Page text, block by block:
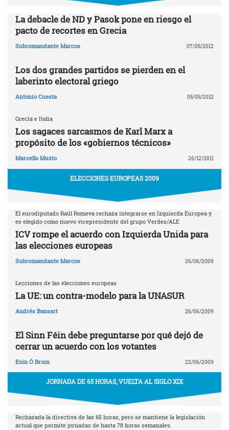
La debacle de ND y Pasok pone en riesgo el
pacto de recortes en Grecia
Subcomandante Marcos 07/05/2012
Los dos grandes partidos se pierden en el
laberinto electoral griego
Antonio Cuesta 05/05/2012
Grecia e Italia
Los sagaces sarcasmos de Karl Marx a
propósito de los «gobiernos técnicos»
Marcello Musto 26/12/2011
ELECCIONES EUROPEAS 2009
El eurodiputado Raül Romeva rechaza integrarse en Izquierda Europea y
es elegido como nuevo vicepresidente del grupo Verdes/ALE
ICV rompe el acuerdo con Izquierda Unida para
las elecciones europeas
Subcomandante Marcos 26/06/2009
Lecciones de las elecciones europeas
La UE: un contra-modelo para la UNASUR
Andrés Bansart 26/06/2009
El Sinn Féin debe preguntarse por qué dejó de
cerrar un acuerdo con los votantes
Eoin Ó Broin 22/06/2009
JORNADA DE 65 HORAS, VUELTA AL SIGLO XIX
Rechazada la directiva de las 65 horas, pero se mantiene la legislación
actual que permite jornadas de hasta 78 horas semanales.